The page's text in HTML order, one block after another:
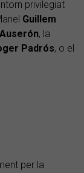
privilegiat
Guillem
Auserón, la
Padrós, o el
per la